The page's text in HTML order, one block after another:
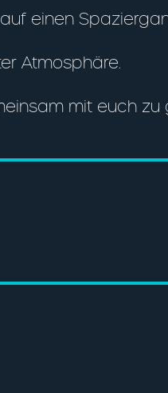
einen
Atmosphäre.
mit euch zu